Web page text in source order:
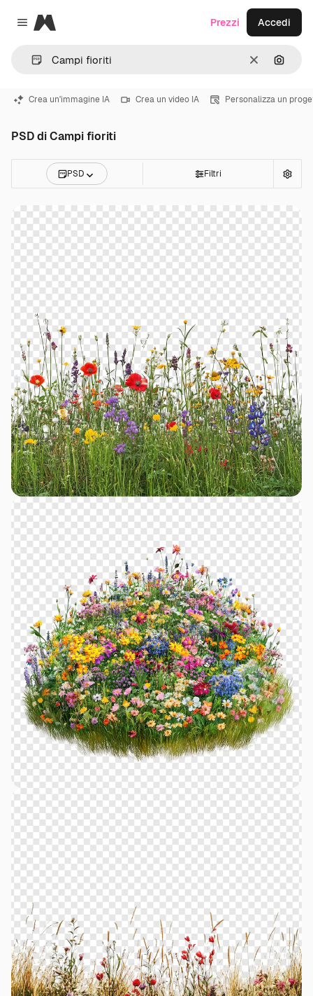
Close menu
Magnific
CancellaCerca
Prezzi Accedi
Crea un'immagine IA Crea un video IA Personalizza un
PSD di Campi fioriti
PSD Filtri